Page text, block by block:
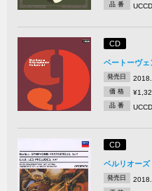
品 番
CD
ベートーヴェ
発売日
価 格
品 番
CD
ベルリオーズ
発売日